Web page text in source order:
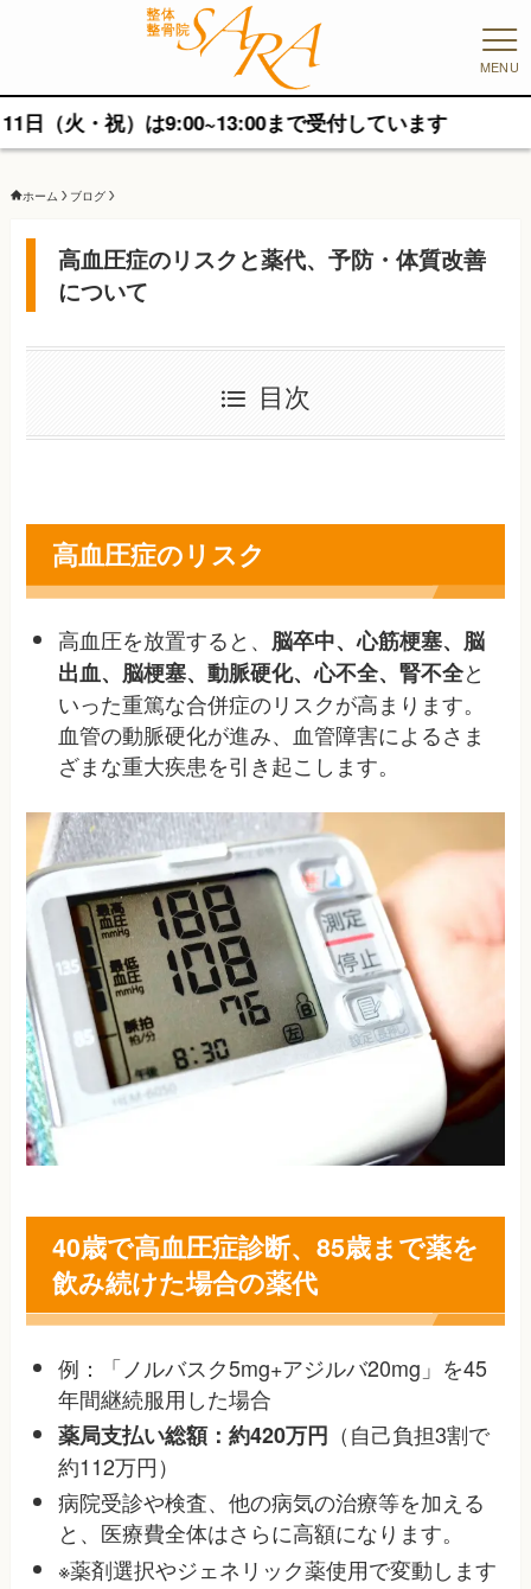
MENU
祝）は9:00~13:00まで受付しています
ホーム ブログ
高血圧症のリスクと薬代、予防・体質改善
について
目次
高血圧症のリスク
高血圧を放置すると、 脳卒中、心筋梗塞、脳
出血、脳梗塞、動脈硬化、心不全、腎不全と
いった重篤な合併症のリスクが高まります。
血管の動脈硬化が進み、血管障害によるさま
ざまな重大疾患を引き起こします。
40歳で高血圧症診断、85歳まで薬を
飲み続けた場合の薬代
例：「ノルバスク5mg+アジルバ20mg」を45
年間継続服用した場合
薬局支払い総額：約420万円 （自己負担3割で
約112万円）
病院受診や検査、他の病気の治療等を加える
と、医療費全体はさらに高額になります。
※薬剤選択やジェネリック薬使用で変動します